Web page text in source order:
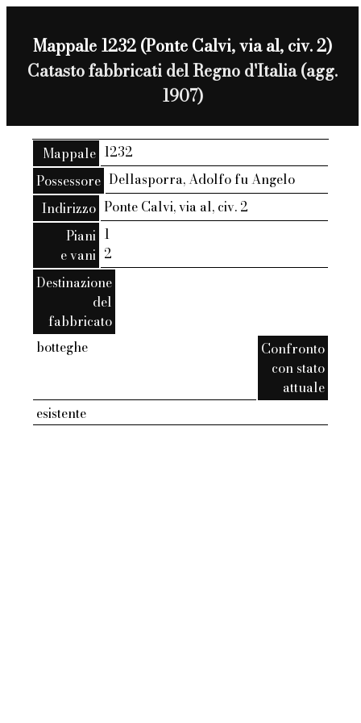
Mappale 1232 (Ponte Calvi, via al, civ. 2)
Catasto fabbricati del Regno d'Italia (agg.
1907)
Mappale 1232
Possessore Dellasporra, Adolfo fu Angelo
Indirizzo Ponte Calvi, via al, civ. 2
Piani
e vani
1
2
Destinazione
del
fabbricato
botteghe
Confronto
con stato
attuale
esistente